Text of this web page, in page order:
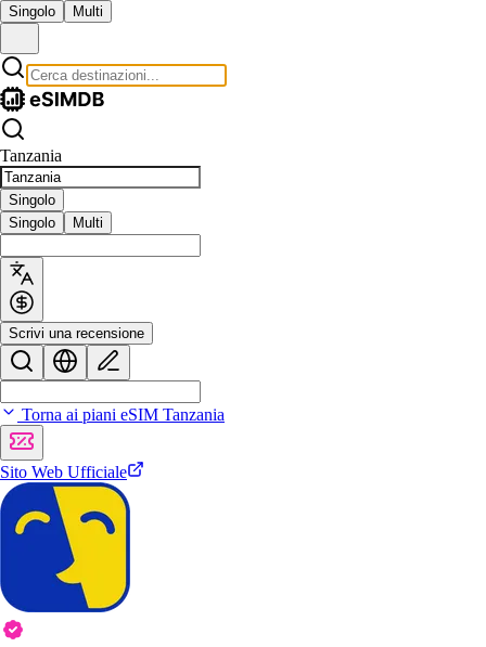
Singolo Multi
Tanzania
Singolo
Singolo
Multi
Scrivi una recensione
Torna ai piani eSIM Tanzania
Sito Web Ufficiale